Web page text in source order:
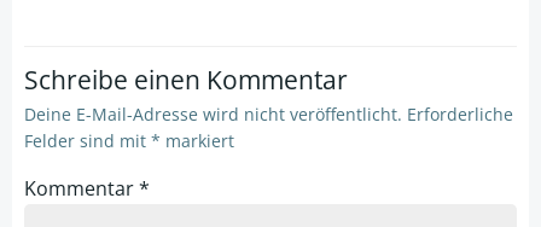
Schreibe einen Kommentar
Deine E-Mail-Adresse wird nicht veröffentlicht. Erforderliche
Felder sind mit * markiert
Kommentar*